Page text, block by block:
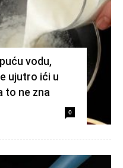
vodu,
ujutro ići u
to ne zna
0